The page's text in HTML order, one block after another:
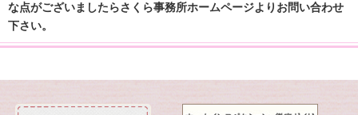
な点がございましたらさくら事務所ホームページよりお問い合わせ
下さい。